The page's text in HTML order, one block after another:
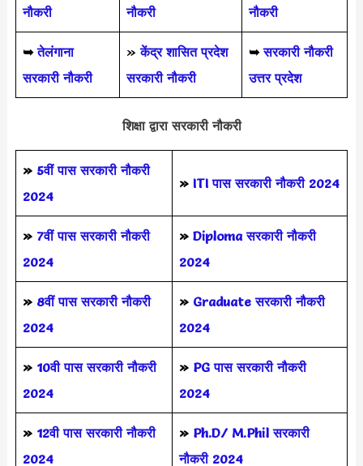
नौकरी
नौकरी
नौकरी
➥तेलंगाना
सरकारी नौकरी
»केंद्र शासित प्रदेश
सरकारी नौकरी
➥ सरकारी नौकरी
उत्तर प्रदेश
शिक्षा द्वारा सरकारी नौकरी
» 5वीं पास सरकारी नौकरी
2024
» ITI पास सरकारी नौकरी 2024
» 7वीं पास सरकारी नौकरी
2024
» Diploma सरकारी नौकरी
2024
» 8वीं पास सरकारी नौकरी
2024
» Graduate सरकारी नौकरी
2024
» 10वी पास सरकारी नौकरी
2024
» PG पास सरकारी नौकरी
2024
» 12वी पास सरकारी नौकरी
2024
» Ph.D/ M.Phil सरकारी
नौकरी 2024